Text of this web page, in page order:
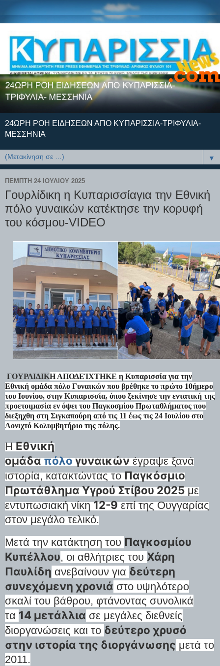
24ΩΡΗ ΡΟΗ ΕΙΔΗΣΕΩΝ ΑΠΟ ΚΥΠΑΡΙΣΣΙΑ-ΤΡΙΦΥΛΙΑ-
ΜΕΣΣΗΝΙΑ
▼
ΠΈΜΠΤΗ 24 ΙΟΥΛΊΟΥ 2025
Γουρλίδικη η Κυπαρισσίαγια την Εθνική
πόλο γυναικών κατέκτησε την κορυφή
του κόσμου-VIDEO
ΓΟΥΡΛΙΔΙΚΗ ΑΠΟΔΕΊΧΤΗΚΕ η Κυπαρισσία για την
Εθνική ομάδα πόλο Γυναικών που βρέθηκε το πρώτο 10ήμερο
του Ιουνίου, στην Κυπαρισσία, όπου ξεκίνησε την εντατική της
προετοιμασία εν όψει του Παγκοσμίου Πρωταθλήματος που
διεξηχθη στη Σιγκαπούρη από τις 11 έως τις 24 Ιουλίου στο
Αονιχτό Κολυμβητήριο της πόλης.
Η Εθνική
ομάδαπόλογυναικών έγραψε ξανά
ιστορία, κατακτώντας το Παγκόσμιο
Πρωτάθλημα Υγρού Στίβου 2025 με
εντυπωσιακή νίκη 12-9 επί της Ουγγαρίας
στον μεγάλο τελικό.
Μετά την κατάκτηση του Παγκοσμίου
Κυπέλλου, οι αθλήτριες του Χάρη
Παυλίδη ανεβαίνουν για δεύτερη
συνεχόμενη χρονιά στο υψηλότερο
σκαλί του βάθρου, φτάνοντας συνολικά
τα 14 μετάλλια σε μεγάλες διεθνείς
διοργανώσεις και το δεύτερο χρυσό
στην ιστορία της διοργάνωσης μετά το
2011.